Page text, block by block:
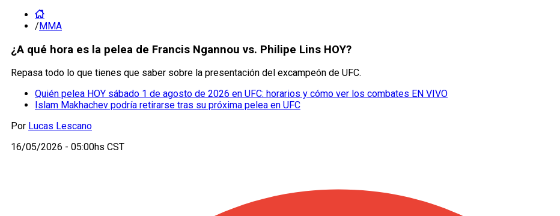
/MMA
¿A qué hora es la pelea de Francis Ngannou vs. Philipe Lins HOY?
Repasa todo lo que tienes que saber sobre la presentación del excampeón de UFC.
Quién pelea HOY sábado 1 de agosto de 2026 en UFC: horarios y cómo ver los combates EN VIVO
Islam Makhachev podría retirarse tras su próxima pelea en UFC
Por Lucas Lescano
16/05/2026 - 05:00hs CST